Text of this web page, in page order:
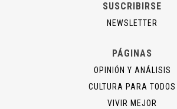
SUSCRIBIRSE
NEWSLETTER
PÁGINAS
OPINIÓN Y ANÁLISIS
CULTURA PARA TODOS
VIVIR MEJOR